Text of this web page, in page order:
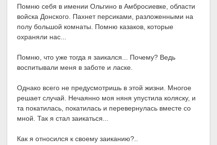
Помню себя в имении Ольгино в Амбросиевке, области
войска Донского. Пахнет персиками, разложенными на
полу большой комнаты. Помню казаков, которые
охраняли нас...
Помню, что уже тогда я заикался... Почему? Ведь
воспитывали меня в заботе и ласке.
Однако всего не предусмотришь в этой жизни. Многое
решает случай. Нечаянно моя няня упустила коляску, и
та покатилась, покатилась и перевернулась вместе со
мной. Так я стал заикаться...
Как я относился к своему заиканию?..